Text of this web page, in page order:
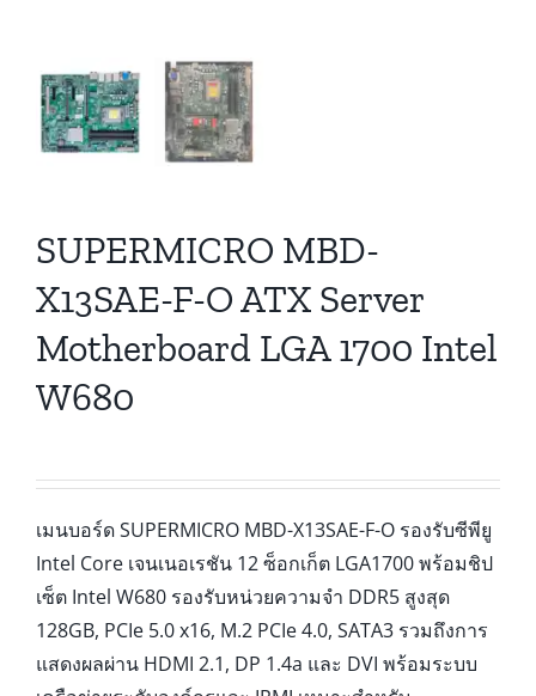
SUPERMICRO MBD-
X13SAE-F-O ATX Server
Motherboard LGA 1700 Intel
W680
เมนบอร์ด SUPERMICRO MBD-X13SAE-F-O รองรับซีพียู
Intel Core เจนเนอเรชัน 12 ซ็อกเก็ต LGA1700 พร้อมชิป
เซ็ต Intel W680 รองรับหน่วยความจำ DDR5 สูงสุด
128GB, PCIe 5.0 x16, M.2 PCIe 4.0, SATA3 รวมถึงการ
แสดงผลผ่าน HDMI 2.1, DP 1.4a และ DVI พร้อมระบบ